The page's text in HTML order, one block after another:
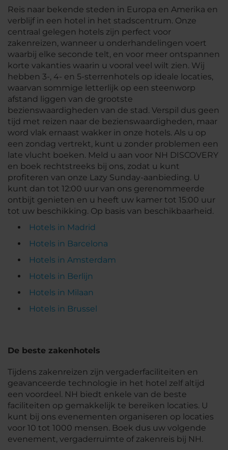
Reis naar bekende steden in Europa en Amerika en
verblijf in een hotel in het stadscentrum. Onze
centraal gelegen hotels zijn perfect voor
zakenreizen, wanneer u onderhandelingen voert
waarbij elke seconde telt, en voor meer ontspannen
korte vakanties waarin u vooral veel wilt zien. Wij
hebben 3-, 4- en 5-sterrenhotels op ideale locaties,
waarvan sommige letterlijk op een steenworp
afstand liggen van de grootste
bezienswaardigheden van de stad. Verspil dus geen
tijd met reizen naar de bezienswaardigheden, maar
word vlak ernaast wakker in onze hotels. Als u op
een zondag vertrekt, kunt u zonder problemen een
late vlucht boeken. Meld u aan voor NH DISCOVERY
en boek rechtstreeks bij ons, zodat u kunt
profiteren van onze Lazy Sunday-aanbieding. U
kunt dan tot 12:00 uur van ons gerenommeerde
ontbijt genieten en u heeft uw kamer tot 15:00 uur
tot uw beschikking. Op basis van beschikbaarheid.
Hotels in Madrid
Hotels in Barcelona
Hotels in Amsterdam
Hotels in Berlijn
Hotels in Milaan
Hotels in Brussel
De beste zakenhotels
Tijdens zakenreizen zijn vergaderfaciliteiten en
geavanceerde technologie in het hotel zelf altijd
een voordeel. NH biedt enkele van de beste
faciliteiten op gemakkelijk te bereiken locaties. U
kunt bij ons evenementen organiseren op locaties
voor 10 tot 1000 mensen. Boek dus uw volgende
evenement, vergaderruimte of zakenreis bij NH.